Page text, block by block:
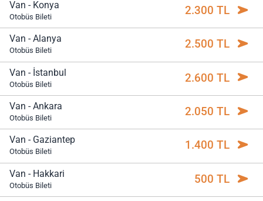
Van - Konya
Otobüs Bileti 2.300 TL
Van - Alanya
Otobüs Bileti 2.500 TL
Van - İstanbul
Otobüs Bileti 2.600 TL
Van - Ankara
Otobüs Bileti 2.050 TL
Van - Gaziantep
Otobüs Bileti 1.400 TL
Van - Hakkari
Otobüs Bileti 500 TL